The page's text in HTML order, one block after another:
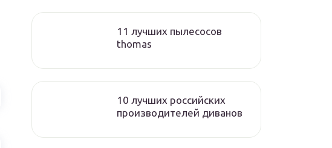
11 лучших пылесосов
thomas
10 лучших российских
производителей диванов